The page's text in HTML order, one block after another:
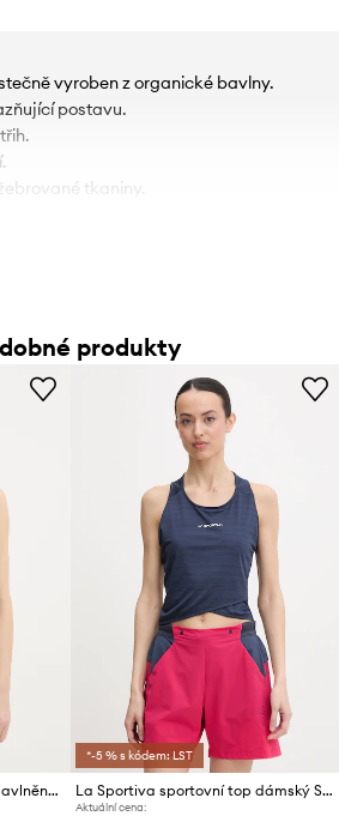
vyroben z organické bavlny.
postavu.
tkaniny.
produkty
Karl Lagerfeld top dámský bavlněný s elastanem IKON
*-5 % s kódem: LST
La Sportiva sportovní top dámský Sunfire
Aktuální cena: